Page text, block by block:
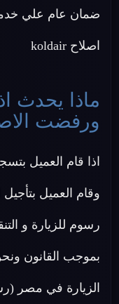
ضمان عام علي
اصلاح koldair
ماذا يحدث
ورفضت
اذا قام العميل
وقام العميل
رسوم للزيارة و
بموجب القانون
الزيارة في مصر